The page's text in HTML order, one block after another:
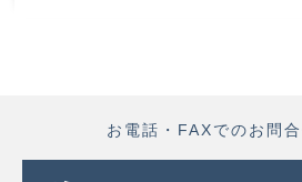
お電話・FAXでのお問